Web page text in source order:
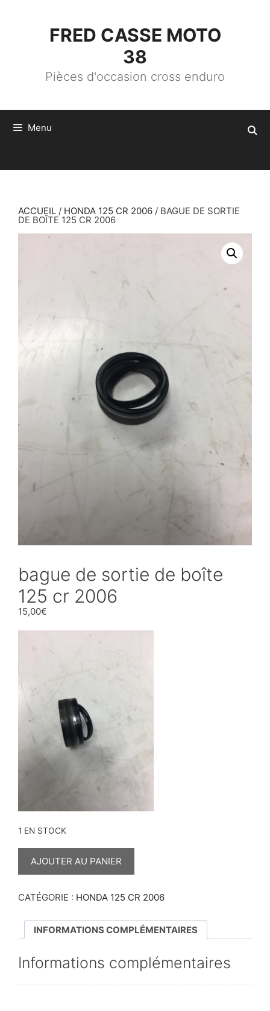
FRED CASSE MOTO
38
Pièces d'occasion cross enduro
Menu
ACCUEIL / HONDA 125 CR 2006 / BAGUE DE SORTIE
DE BOÎTE 125 CR 2006
bague de sortie de boîte
125 cr 2006
15,00€
1 EN STOCK
QUANTITÉ
DE
CR
2006
AJOUTER AU PANIER
CATÉGORIE : HONDA 125 CR 2006
INFORMATIONS COMPLÉMENTAIRES
Informations complémentaires